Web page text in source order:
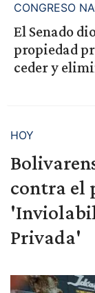
CONGRESO
El Senado
propiedad
ceder y
HOY
contra el
Privada'